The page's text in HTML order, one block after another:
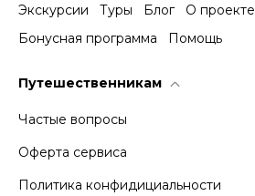
Экскурсии Туры Блог
О проекте
Бонусная программа
Помощь
Путешественникам
Частые вопросы
Оферта сервиса
Политика конфидициальности